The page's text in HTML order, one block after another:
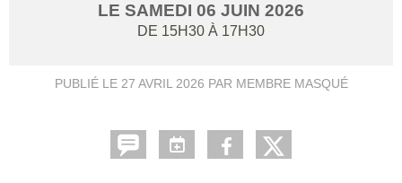
LE SAMEDI 06 JUIN 2026
DE 15H30 À 17H30
PUBLIÉ LE 27 AVRIL 2026 PAR MEMBRE MASQUÉ